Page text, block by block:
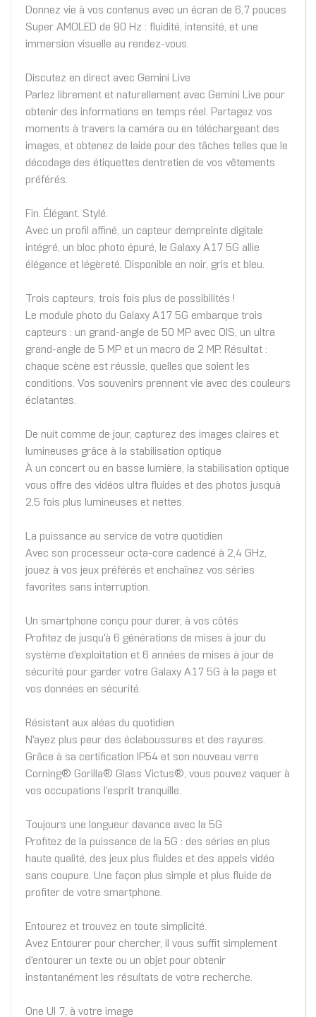
Donnez vie à vos contenus avec un écran de 6,7 pouces
Super AMOLED de 90 Hz : fluidité, intensité, et une
immersion visuelle au rendez-vous.
Discutez en direct avec Gemini Live
Parlez librement et naturellement avec Gemini Live pour
obtenir des informations en temps réel. Partagez vos
moments à travers la caméra ou en téléchargeant des
images, et obtenez de laide pour des tâches telles que le
décodage des étiquettes dentretien de vos vêtements
préférés.
Fin. Élégant. Stylé.
Avec un profil affiné, un capteur dempreinte digitale
intégré, un bloc photo épuré, le Galaxy A17 5G allie
élégance et légèreté. Disponible en noir, gris et bleu.
Trois capteurs, trois fois plus de possibilités !
Le module photo du Galaxy A17 5G embarque trois
capteurs : un grand-angle de 50 MP avec OIS, un ultra
grand-angle de 5 MP et un macro de 2 MP. Résultat :
chaque scène est réussie, quelles que soient les
conditions. Vos souvenirs prennent vie avec des couleurs
éclatantes.
De nuit comme de jour, capturez des images claires et
lumineuses grâce à la stabilisation optique
À un concert ou en basse lumière, la stabilisation optique
vous offre des vidéos ultra fluides et des photos jusquà
2,5 fois plus lumineuses et nettes.
La puissance au service de votre quotidien
Avec son processeur octa-core cadencé à 2,4 GHz,
jouez à vos jeux préférés et enchaînez vos séries
favorites sans interruption.
Un smartphone conçu pour durer, à vos côtés
Profitez de jusqu'à 6 générations de mises à jour du
système d'exploitation et 6 années de mises à jour de
sécurité pour garder votre Galaxy A17 5G à la page et
vos données en sécurité.
Résistant aux aléas du quotidien
N'ayez plus peur des éclaboussures et des rayures.
Grâce à sa certification IP54 et son nouveau verre
Corning® Gorilla® Glass Victus®, vous pouvez vaquer à
vos occupations l'esprit tranquille.
Toujours une longueur davance avec la 5G
Profitez de la puissance de la 5G : des séries en plus
haute qualité, des jeux plus fluides et des appels vidéo
sans coupure. Une façon plus simple et plus fluide de
profiter de votre smartphone.
Entourez et trouvez en toute simplicité.
Avez Entourer pour chercher, il vous suffit simplement
d'entourer un texte ou un objet pour obtenir
instantanément les résultats de votre recherche.
One UI 7, à votre image